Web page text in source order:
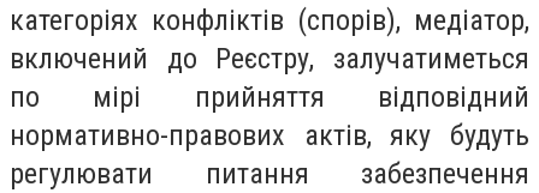
категоріях конфліктів (спорів), медіатор,
включений до Реєстру, залучатиметься
по мірі прийняття відповідний
нормативно-правових актів, яку будуть
регулювати питання забезпечення